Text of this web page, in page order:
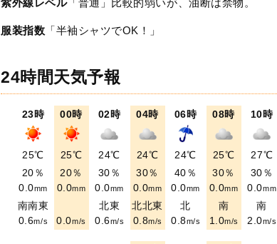
紫外線レベル「普通」比較的弱いが、油断は禁物。
服装指数 「半袖シャツでOK！」
24時間天気予報
23時
25℃
20％
0.0mm
南南東
0.6m/s
00時
25℃
20％
0.0mm
0.0m/s
02時
24℃
30％
0.0mm
北東
0.6m/s
04時
24℃
30％
0.0mm
北北東
0.8m/s
06時
24℃
40％
0.0mm
北
0.8m/s
08時
25℃
30％
0.0mm
南
1.0m/s
10時
27℃
30％
0.0mm
南
2.0m/s